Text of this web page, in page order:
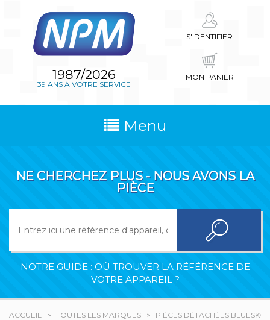
1987/2026
39 ANS À VOTRE SERVICE
S'IDENTIFIER
MON PANIER
Menu
NE CHERCHEZ PLUS - NOUS AVONS LA
PIÈCE
NOTRE GUIDE : OÙ TROUVER LA RÉFÉRENCE DE
VOTRE APPAREIL ?
ACCUEIL TOUTES LES MARQUES PIÈCES DÉTACHÉES BLUESKY